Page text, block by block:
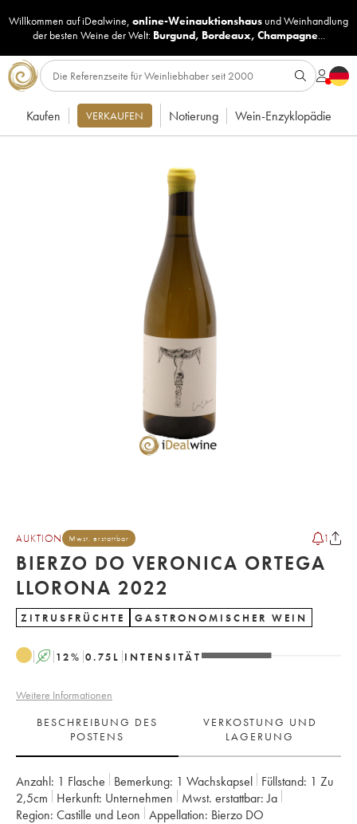
Willkommen auf iDealwine, online-Weinauktionshaus undWeinhandlung
der besten Weine der Welt: Burgund, Bordeaux, Champagne...
Kaufen VERKAUFEN Notierung Wein-Enzyklopädie
AUKTION Mwst. erstattbar 1
BIERZO DO VERONICA ORTEGA
LLORONA 2022
ZITRUSFRÜCHTE GASTRONOMISCHER WEIN
A 12% 0.75 L INTENSITÄT
Weitere Informationen
BESCHREIBUNG DES
POSTENS
VERKOSTUNG UND
LAGERUNG
Anzahl: 1 Flasche Bemerkung: 1 Wachskapsel Füllstand: 1 Zu
2,5cm
Herkunft: unternehmen Mwst. erstattbar: ja
Region:
Castille und Leon Appellation: Bierzo DO